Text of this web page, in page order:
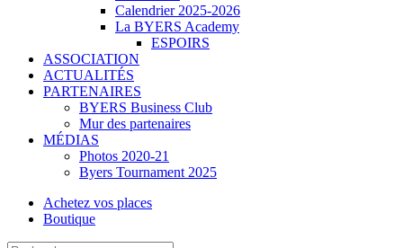
Calendrier 2025-2026
La BYERS Academy
ESPOIRS
ASSOCIATION
ACTUALITÉS
PARTENAIRES
BYERS Business Club
Mur des partenaires
MÉDIAS
Photos 2020-21
Byers Tournament 2025
Achetez vos places
Boutique